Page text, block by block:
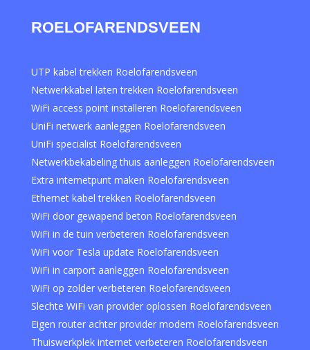
ROELOFARENDSVEEN
UTP kabel trekken Roelofarendsveen
Netwerkkabel laten trekken Roelofarendsveen
WiFi access point installeren Roelofarendsveen
UniFi netwerk aanleggen Roelofarendsveen
UniFi specialist Roelofarendsveen
Netwerkbekabeling thuis aanleggen Roelofarendsveen
Extra internetpunt maken Roelofarendsveen
Ethernet kabel trekken Roelofarendsveen
WiFi door gewapend beton Roelofarendsveen
WiFi in de tuin verbeteren Roelofarendsveen
WiFi voor Tesla update Roelofarendsveen
WiFi in carport aanleggen Roelofarendsveen
WiFi op zolder verbeteren Roelofarendsveen
Slechte WiFi van provider oplossen Roelofarendsveen
Eigen router achter provider modem Roelofarendsveen
Thuiswerkplek internet verbeteren Roelofarendsveen